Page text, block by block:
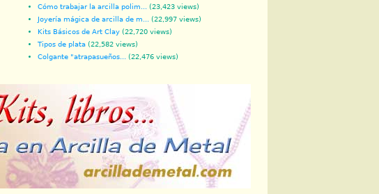
Cómo trabajar la arcilla polim...
(23,423 views)
Joyería mágica de arcilla de m...
(22,997 views)
Kits Básicos de Art Clay (22,720 views)
Tipos de plata (22,582 views)
Colgante "atrapasueños...
(22,476 views)